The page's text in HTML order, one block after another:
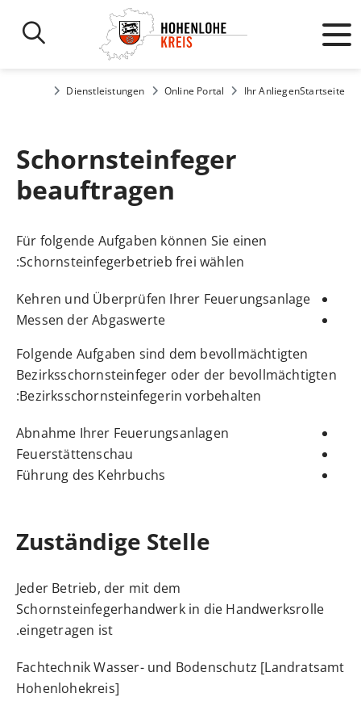
Startseite
Ihr Anliegen
Online Portal
Dienstleistungen
Schornsteinfeger
beauftragen
Für folgende Aufgaben können Sie einen
Schornsteinfegerbetrieb frei wählen:
Kehren und Überprüfen Ihrer Feuerungsanlage
Messen der Abgaswerte
Folgende Aufgaben sind dem bevollmächtigten
Bezirksschornsteinfeger oder der bevollmächtigten
Bezirksschornsteinfegerin vorbehalten:
Abnahme Ihrer Feuerungsanlagen
Feuerstättenschau
Führung des Kehrbuchs
Zuständige Stelle
Jeder Betrieb, der mit dem
Schornsteinfegerhandwerk in die Handwerksrolle
eingetragen ist.
Fachtechnik Wasser- und Bodenschutz [Landratsamt
Hohenlohekreis]